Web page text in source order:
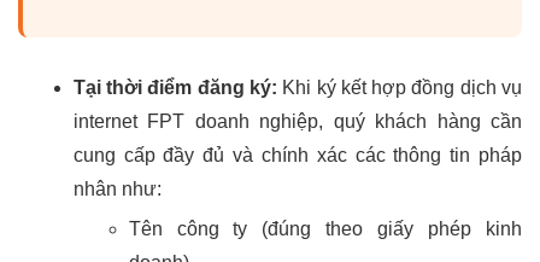
Tại thời điểm đăng ký: Khi ký kết hợp đồng dịch vụ
internet FPT doanh nghiệp, quý khách hàng cần
cung cấp đầy đủ và chính xác các thông tin pháp
nhân như:
Tên công ty (đúng theo giấy phép kinh